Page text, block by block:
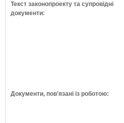
Текст законопроекту та супровідні
документи:
Документи, пов'язані із роботою: